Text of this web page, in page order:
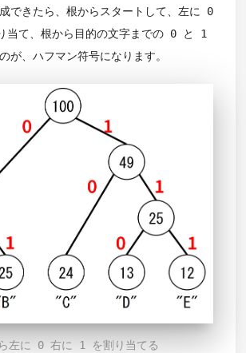
できたら、根からスタートして、左に 0
当て、根から目的の文字までの 0 と 1
が、ハフマン符号になります。
左に 0 右に 1 を割り当てる